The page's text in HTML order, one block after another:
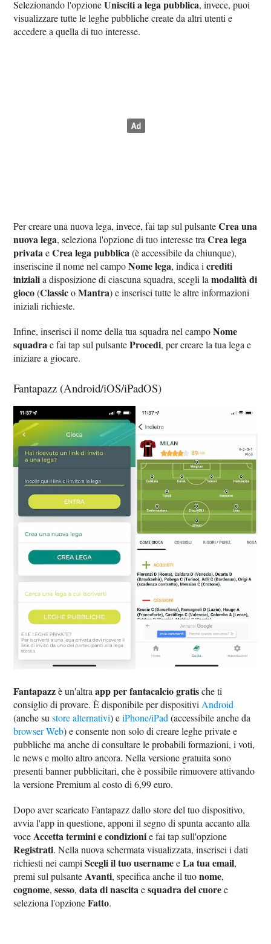
Selezionando l'opzioneUnisciti a lega pubblica, invece, puoi
visualizzare tutte le leghe pubbliche create da altri utenti e
accedere a quella di tuo interesse.
Per creare una nuova lega, invece, fai tap sul pulsanteCrea una
nuova lega, seleziona l'opzione di tuo interesse traCrea lega
privataeCrea lega pubblica(è accessibile da chiunque),
inseriscine il nome nel campoNome lega, indica icrediti
inizialia disposizione di ciascuna squadra, scegli lamodalità di
gioco(ClassicoMantra) e inserisci tutte le altre informazioni
iniziali richieste.
Infine, inserisci il nome della tua squadra nel campoNome
squadrae fai tap sul pulsanteProcedi, per creare la tua lega e
iniziare a giocare.
Fantapazz (Android/iOS/iPadOS)
Fantapazzè un'altraapp per fantacalcio gratische ti
consiglio di provare. È disponibile per dispositiviAndroid
(anche sustore alternativi) eiPhone/iPad(accessibile anche da
browser Web) e consente non solo di creare leghe private e
pubbliche ma anche di consultare le probabili formazioni, i voti,
le news e molto altro ancora. Nella versione gratuita sono
presenti banner pubblicitari, che è possibile rimuovere attivando
la versione Premium al costo di 6,99 euro.
Dopo aver scaricato Fantapazz dallo store del tuo dispositivo,
avvia l'app in questione, apponi il segno di spunta accanto alla
voceAccetta termini e condizionie fai tap sull'opzione
Registrati. Nella nuova schermata visualizzata, inserisci i dati
richiesti nei campiScegli il tuo usernameeLa tua email,
premi sul pulsanteAvanti, specifica anche il tuonome,
cognome,sesso,data di nascitaesquadra del cuoree
seleziona l'opzioneFatto.